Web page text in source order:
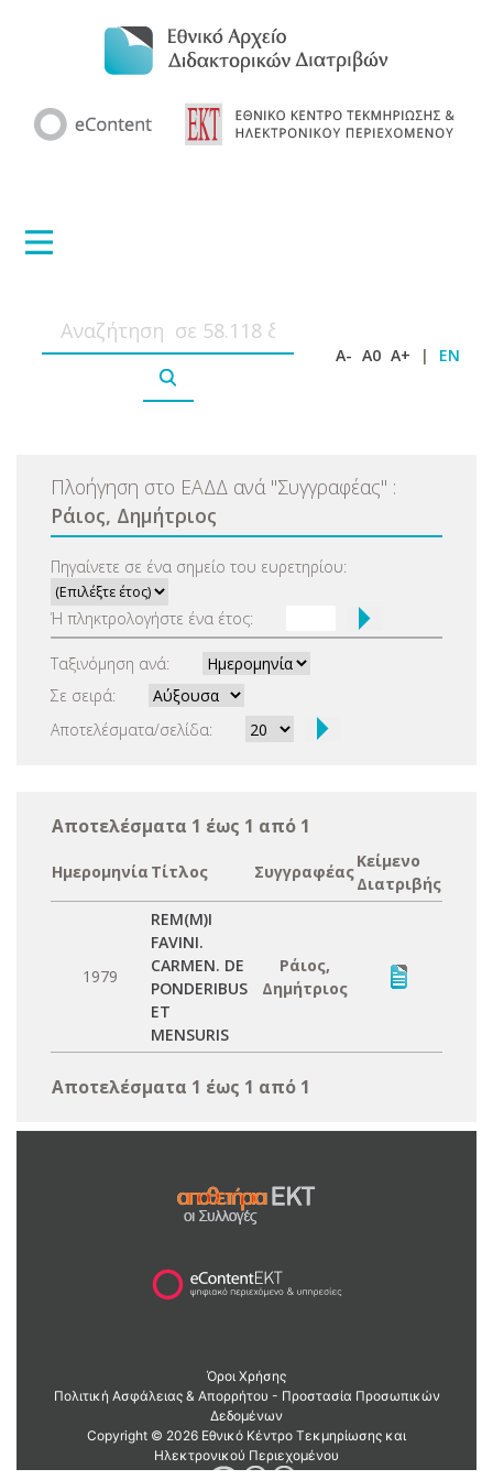
A- A0 A+ | EN
Πλοήγηση στο ΕΑΔΔ ανά "Συγγραφέας" :
Ράιος, Δημήτριος
Πηγαίνετε σε ένα σημείο του ευρετηρίου:
Ή πληκτρολογήστε ένα έτος:
Ταξινόμηση ανά:
Σε σειρά:
Αποτελέσματα/σελίδα:
Αποτελέσματα 1 έως 1 από 1
Ημερομηνία Τίτλος Συγγραφέας
Κείμενο
Διατριβής
1979
REM(M)I
FAVINI.
CARMEN. DE
PONDERIBUS
ET
MENSURIS
Ράιος,
Δημήτριος
Αποτελέσματα 1 έως 1 από 1